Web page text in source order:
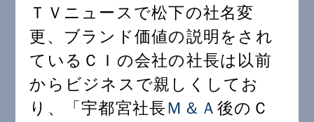
ＴＶニュースで松下の社名変
更、ブランド価値の説明をされ
ているＣＩの会社の社長は以前
からビジネスで親しくしてお
り、「宇都宮社長Ｍ＆Ａ後のＣ